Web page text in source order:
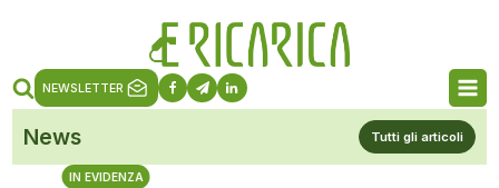
NEWSLETTER
News Tutti gli articoli
IN EVIDENZA